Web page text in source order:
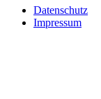
Datenschutz
Impressum